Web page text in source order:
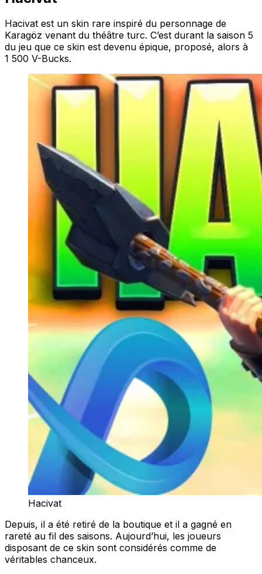
Hacivat est un skin rare inspiré du personnage de
Karagöz venant du théâtre turc. C’est durant la saison 5
du jeu que ce skin est devenu épique, proposé, alors à
1 500 V-Bucks.
Hacivat
Depuis, il a été retiré de la boutique et il a gagné en
rareté au fil des saisons. Aujourd’hui, les joueurs
disposant de ce skin sont considérés comme de
véritables chanceux.